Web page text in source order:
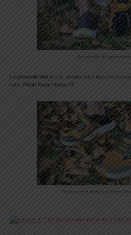
Des semelles qui
Le protocole test lancé, rendez-vous très
cette Fresh Foam Hierro V7.
Protocole test de la Fresh Foam